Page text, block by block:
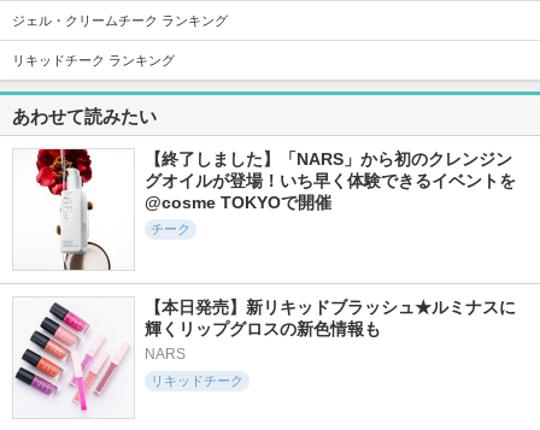
5.3
4613件
フルーティーグラム
6.0
345件
ィント
Coralhaze オペラ
ジェル・クリームチーク ランキング
リキッドチーク ランキング
あわせて読みたい
【終了しました】「NARS」から初のクレンジン
グオイルが登場！いち早く体験できるイベントを
@cosme TOKYOで開催
チーク
【本日発売】新リキッドブラッシュ★ルミナスに
輝くリップグロスの新色情報も
NARS
リキッドチーク